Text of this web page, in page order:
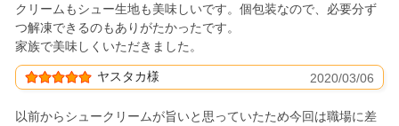
クリームもシュー生地も美味しいです。個包装なので、必要分ず
つ解凍できるのもありがたかったです。
家族で美味しくいただきました。
ヤスタカ様 2020/03/06
以前からシュークリームが旨いと思っていたため今回は職場に差